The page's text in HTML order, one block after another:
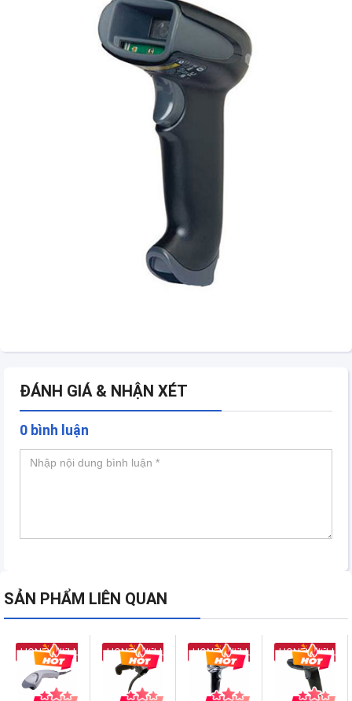
ĐÁNH GIÁ & NHẬN XÉT
0 bình luận
SẢN PHẨM LIÊN QUAN
HONEYWELL HONEYWELL HONEYWELL HONEYWELL